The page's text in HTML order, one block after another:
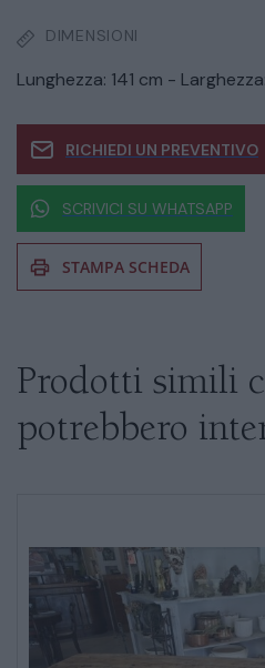
DIMENSIONI
Lunghezza: 141 cm -
RICHIEDI UN PREVENTIVO
SCRIVICI SU WHATSAPP
STAMPA SCHEDA
esitate a chiedere
Prodotti simili
potrebbero